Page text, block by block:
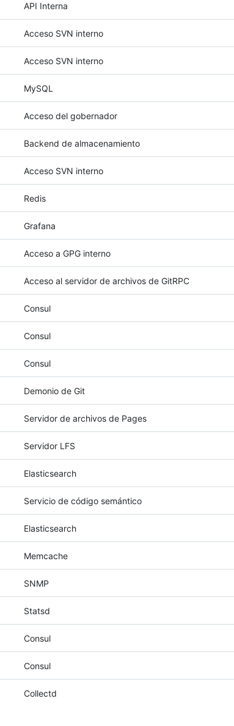
API Interna
Acceso SVN interno
Acceso SVN interno
MySQL
Acceso del gobernador
Backend de almacenamiento
Acceso SVN interno
Redis
Grafana
Acceso a GPG interno
Acceso al servidor de archivos de GitRPC
Consul
Consul
Consul
Demonio de Git
Servidor de archivos de Pages
Servidor LFS
Elasticsearch
Servicio de código semántico
Elasticsearch
Memcache
SNMP
Statsd
Consul
Consul
Collectd